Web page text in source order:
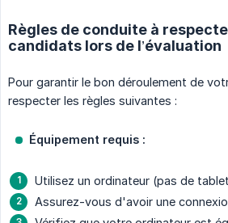
Règles de conduite à
candidats lors de l’évaluation
Pour garantir le bon déroulement de
respecter les règles suivantes :
Équipement requis :
Utilisez un ordinateur (pas de
Assurez-vous d'avoir une